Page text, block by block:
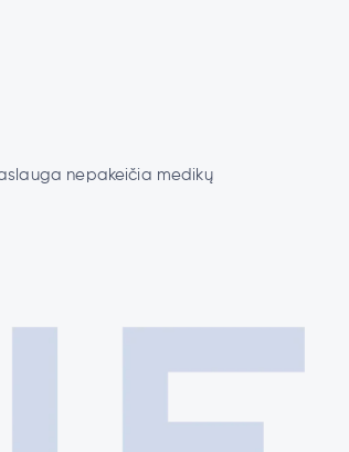
nepakeičia medikų